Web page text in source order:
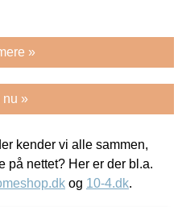
»
nu »
kender vi alle sammen,
på nettet? Her er der bl.a.
og 10-4.dk.